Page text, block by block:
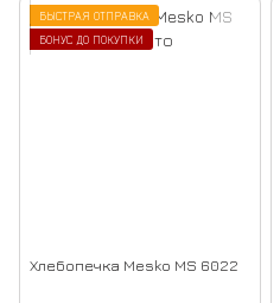
БЫСТРАЯ ОТПРАВКА
БОНУС ДО ПОКУПКИ
Хлебопечка Mesko MS 6022